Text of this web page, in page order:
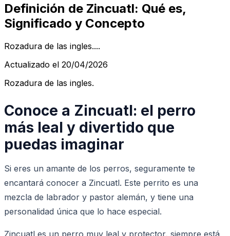
Definición de Zincuatl: Qué es,
Significado y Concepto
Rozadura de las ingles....
Actualizado el 20/04/2026
Rozadura de las ingles.
Conoce a Zincuatl: el perro
más leal y divertido que
puedas imaginar
Si eres un amante de los perros, seguramente te
encantará conocer a Zincuatl. Este perrito es una
mezcla de labrador y pastor alemán, y tiene una
personalidad única que lo hace especial.
Zincuatl es un perro muy leal y protector, siempre está